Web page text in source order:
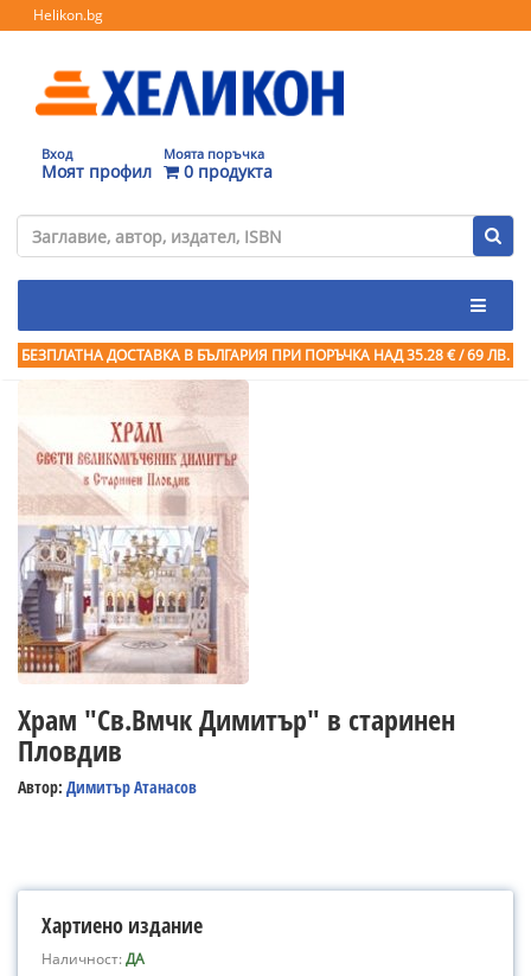
Helikon.bg
Вход
Моят профил
Моята поръчка
0 продукта
БЕЗПЛАТНА ДОСТАВКА В БЪЛГАРИЯ ПРИ ПОРЪЧКА НАД 35.28 € / 69 ЛВ.
Храм "Св.Вмчк Димитър" в старинен
Пловдив
Автор: Димитър Атанасов
Хартиено издание
Наличност:ДА